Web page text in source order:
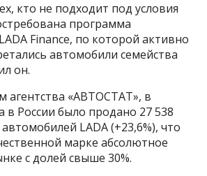
кто не подходит под условия
программа
Finance, по которой активно
автомобили семейства
он.
агентства «АВТОСТАТ», в
в России было продано 27 538
LADA (+23,6%), что
марке абсолютное
с долей свыше 30%.